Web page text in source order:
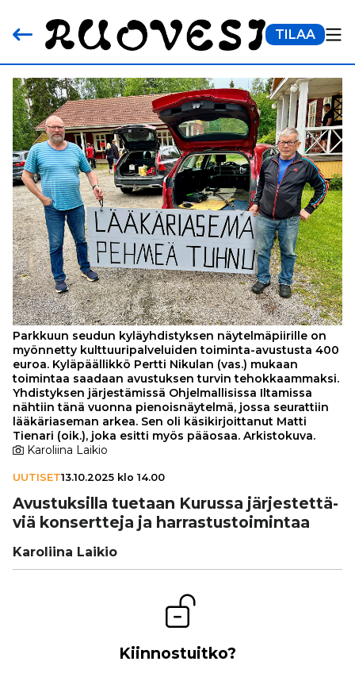
TILAA
Parkkuun seudun kyläyhdistyksen näytelmäpiirille on
myönnetty kulttuuripalveluiden toiminta-avustusta 400
euroa. Kyläpäällikkö Pertti Nikulan (vas.) mukaan
toimintaa saadaan avustuksen turvin tehokkaammaksi.
Yhdistyksen järjestämissä Ohjelmallisissa Iltamissa
nähtiin tänä vuonna pienoisnäytelmä, jossa seurattiin
lääkäriaseman arkea. Sen oli käsikirjoittanut Matti
Tienari (oik.), joka esitti myös pääosaa. Arkistokuva.
Karoliina Laikio
UUTISET13.10.2025 klo 14.00
Avus­tuk­silla tuetaan Kurussa jär­jes­tet­tä­
viä kon­sert­teja ja har­ras­tus­toi­min­taa
Karoliina Laikio
Kiinnostuitko?